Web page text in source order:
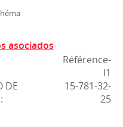
asociados
DE
Référence-
l1
15-781-32-
25